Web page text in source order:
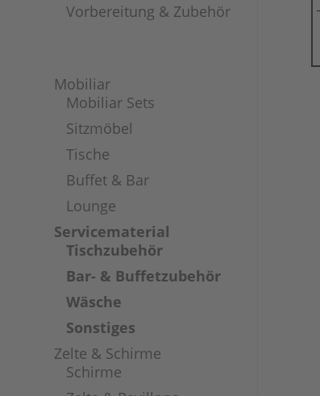
Vorbereitung & Zubehör
Mobiliar
Mobiliar Sets
Sitzmöbel
Tische
Buffet & Bar
Lounge
Servicematerial
Tischzubehör
Bar- & Buffetzubehör
Wäsche
Sonstiges
Zelte & Schirme
Schirme